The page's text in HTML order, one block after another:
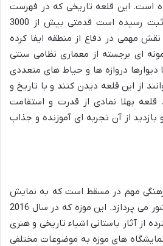
است. این قلعه تاریخی که در فهرست
میراث جهانی یونسکو به ثبت رسیده است قدمتی بیش از 3000
مهمی در دفاع از منطقه ایفا کرده
ای برجسته از معماری نظامی سنتی
دروازه ها و حیاط های متعددی
از این قلعه دیدن کنند و با تاریخ و
بهلا نمادی از قدرت و استقامت
از آن تجربه ای آموزنده و جذاب
مهم در مسقط است که به نمایش
تاریخ و فرهنگ غنی این کشور می پردازد. این موزه که در سال 2016
از آثار باستانی اشیاء تاریخی و هنری
های موزه به موضوعات مختلفی